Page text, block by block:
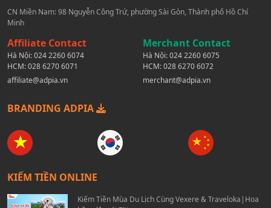
CN Miền Nam: 98 Nguyễn Công Trứ, phường Sài Gòn, Thành phố Hồ Chí
Minh
Affiliate Contact
Hà Nội:024 2260 6074
HCM:028 6270 6071
affiliate@adpia.vn
Merchant Contact
Hà Nội:024 2260 6075
HCM:028 6270 6072
merchant@adpia.vn
BRANDING ADPIA
KIẾM TIỀN ONLINE
Kiếm Tiền Mùa Du Lịch Cùng Vexere & Traveloka|Hoa